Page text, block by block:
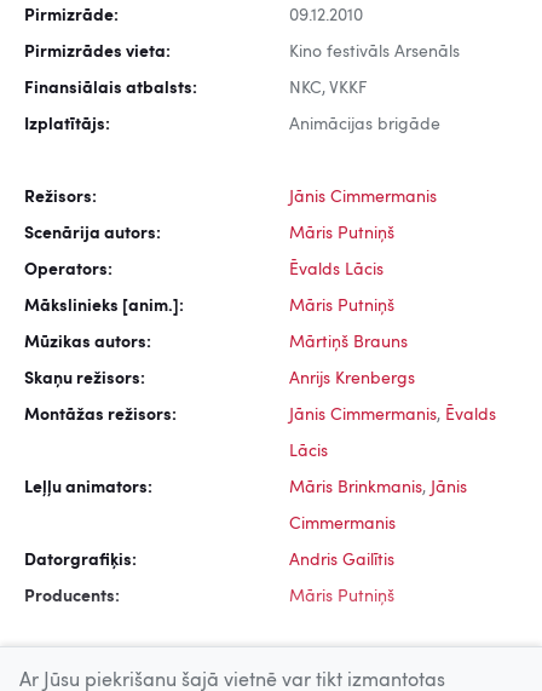
Pirmizrāde: 09.12.2010
Pirmizrādes vieta: Kino festivāls Arsenāls
Finansiālais atbalsts: NKC, VKKF
Izplatītājs: Animācijas brigāde
Režisors: Jānis Cimmermanis
Scenārija autors: Māris Putniņš
Operators: Ēvalds Lācis
Mākslinieks [anim.]: Māris Putniņš
Mūzikas autors: Mārtiņš Brauns
Skaņu režisors: Anrijs Krenbergs
Montāžas režisors: Jānis Cimmermanis, Ēvalds
Lācis
Leļļu animators: Māris Brinkmanis, Jānis
Cimmermanis
Datorgrafiķis: Andris Gailītis
Producents: Māris Putniņš
Ar Jūsu piekrišanu šajā vietnē var tikt izmantotas